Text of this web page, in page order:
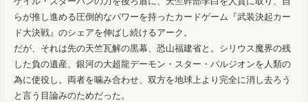
らが推し進める圧倒的なパワーを持ったカードゲーム『武装決起カー
ド大決戦』のシェアを伸ばし続けるアーク。
だが、それは先の天竺瓦解の黒幕、恐山福建省と。シリウス魔界の残
した負の遺産、銀河の大超龍デーモン・スター・バルジオンを人類の
為に使役し。両者を噛み合わせ、双方を地球上より完全に消し去ろう
と言う目論みのためだった。